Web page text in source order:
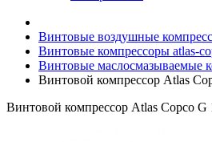
Винтовые воздушные
Винтовые компрессоры atlas-
Винтовые маслосмазываемые
Винтовой компрессор Atlas
Винтовой компрессор Atlas Copco G